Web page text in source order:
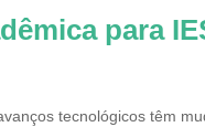
para
tecnológicos têm